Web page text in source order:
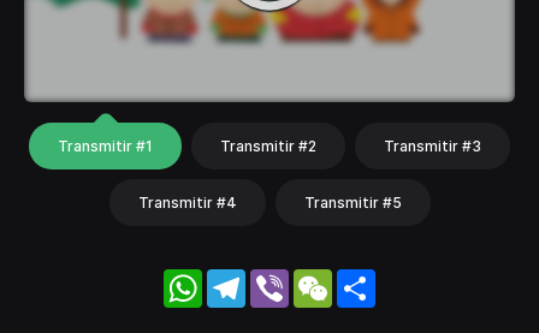
Transmitir #1 Transmitir #2 Transmitir #3
Transmitir #4 Transmitir #5
WhatsApp
Telegram
Viber WeChat